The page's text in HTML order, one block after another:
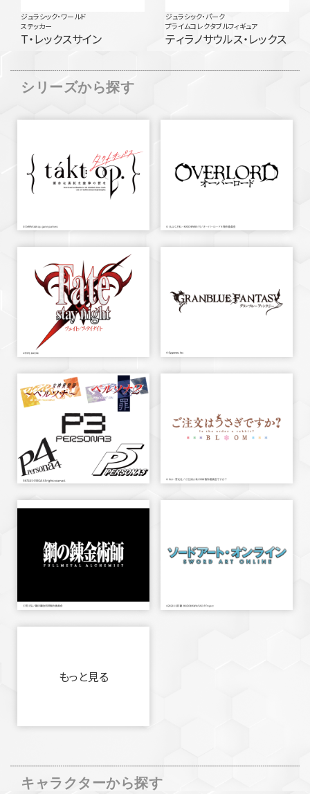
ジュラシック・ワールド
ステッカー
T・レックスサイン
ジュラシック・パーク
プライムコレクタブルフィギュア
ティラノサウルス・レックス
シリーズから探す
もっと見る
キャラクターから探す